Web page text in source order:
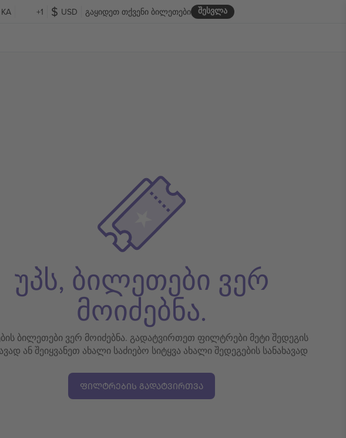
KA +1 USD შესვლა
გაყიდეთ თქვენი ბილეთები
უპს, ბილეთები ვერ
მოიძებნა.
ბილეთები ვერ მოიძებნა. გადატვირთეთ ფილტრები მეტი შედეგის
ან შეიყვანეთ ახალი საძიებო სიტყვა ახალი შედეგების სანახავად
ᲤᲘᲚᲢᲠᲔᲑᲘᲡ ᲒᲐᲓᲐᲢᲕᲘᲠᲗᲕᲐ